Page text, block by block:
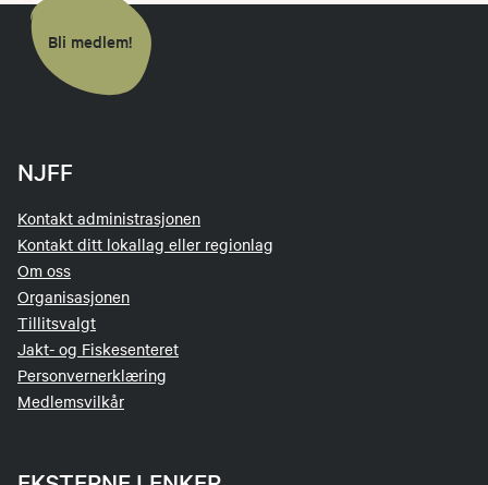
Bli medlem!
NJFF
Kontakt administrasjonen
Kontakt ditt lokallag eller regionlag
Om oss
Organisasjonen
Tillitsvalgt
Jakt- og Fiskesenteret
Personvernerklæring
Medlemsvilkår